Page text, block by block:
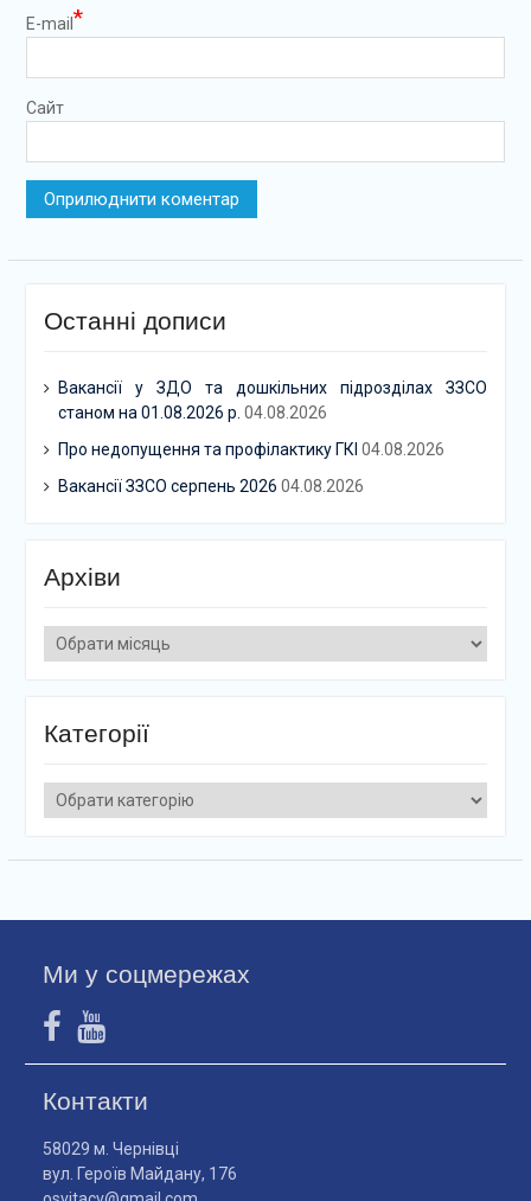
E-mail*
Сайт
Останні дописи
Вакансії у ЗДО та дошкільних підрозділах ЗЗСО
станом на 01.08.2026 р. 04.08.2026
Про недопущення та профілактику ГКІ 04.08.2026
Вакансії ЗЗСО серпень 2026 04.08.2026
Архіви
Архіви
Категорії
Категорії
Ми у соцмережах
Контакти
58029 м. Чернівці
вул. Героїв Майдану, 176